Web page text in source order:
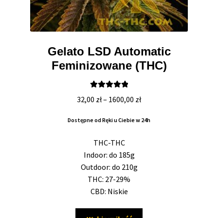
Gelato LSD Automatic
Feminizowane (THC)
32,00 zł– 1600,00 złZakres
od
Dostępne od Ręki u Ciebie w 24h
THC-THC
Indoor: do 185g
Outdoor: do 210g
THC: 27-29%
CBD: Niskie